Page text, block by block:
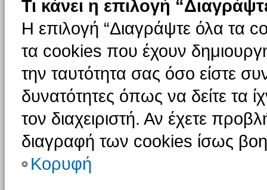
Τι κάνει η επιλογή
Η επιλογή “Διαγράψτε όλα τα
τα cookies που έχουν
την ταυτότητα σας όσο είστε
δυνατότητες όπως να δείτε τα
τον διαχειριστή. Αν έχετε
διαγραφή των cookies ίσως
Κορυφή